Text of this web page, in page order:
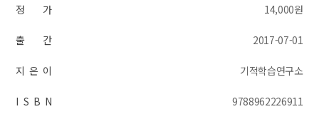
정 가 14,000원
출 간 2017-07-01
지 은 이 기적학습연구소
I S B N 9788962226911